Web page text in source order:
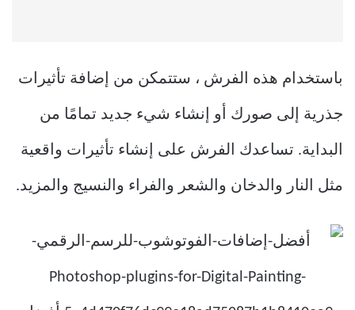
باستخدام هذه الفرش ، ستتمكن من إضافة تأثيرات
جذرية إلى صورك أو إنشاء شيء جديد تمامًا من
البداية. تساعدك الفرش على إنشاء تأثيرات واقعية
مثل النار والدخان والشعر والفراء والنسيج والمزيد.